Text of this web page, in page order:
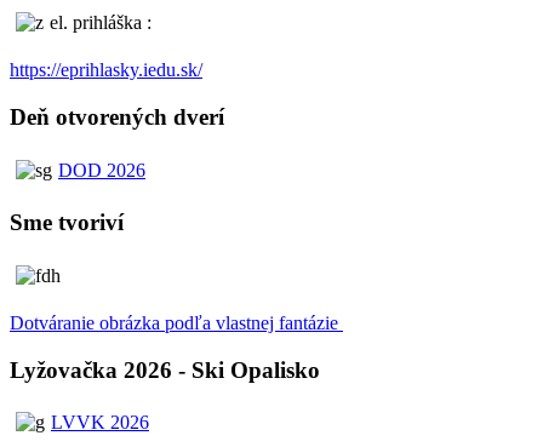
el. prihláška :
https://eprihlasky.iedu.sk/
Deň otvorených dverí
DOD 2026
Sme tvoriví
Dotváranie obrázka podľa vlastnej fantázie
Lyžovačka 2026 - Ski Opalisko
LVVK 2026